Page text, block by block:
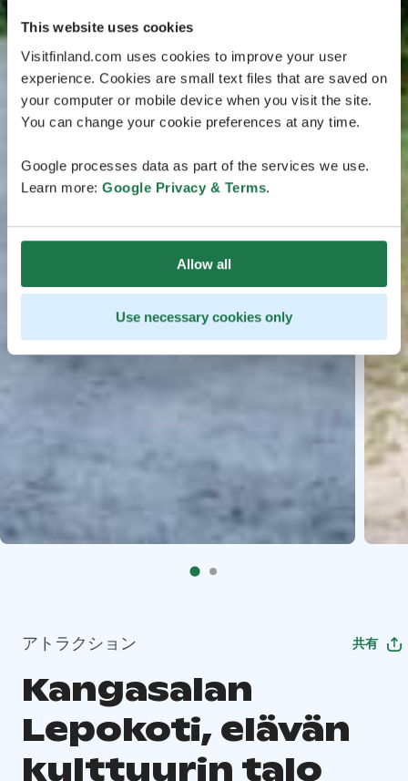
This website uses cookies
Visitfinland.com uses cookies to improve your user
experience. Cookies are small text files that are saved on
your computer or mobile device when you visit the site.
You can change your cookie preferences at any time.
Google processes data as part of the services we use.
Learn more: Google Privacy & Terms.
Allow all
Use necessary cookies only
アトラクション 共有
Kangasalan
Lepokoti, elävän
kulttuurin talo